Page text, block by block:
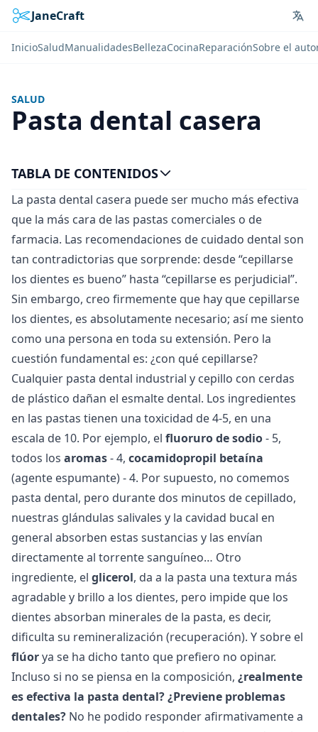
JaneCraft
InicioSaludManualidadesBellezaCocinaReparaciónSobre el
SALUD
Pasta dental casera
La pasta dental casera puede ser mucho más efectiva
que la más cara de las pastas comerciales o de
farmacia. Las recomendaciones de cuidado dental son
tan contradictorias que sorprende: desde “cepillarse
los dientes es bueno” hasta “cepillarse es perjudicial”.
Sin embargo, creo firmemente que hay que cepillarse
los dientes, es absolutamente necesario; así me siento
como una persona en toda su extensión. Pero la
cuestión fundamental es: ¿con qué cepillarse?
Cualquier pasta dental industrial y cepillo con cerdas
de plástico dañan el esmalte dental. Los ingredientes
en las pastas tienen una toxicidad de 4-5, en una
escala de 10. Por ejemplo, el fluoruro de sodio- 5,
todos los aromas- 4, cocamidopropil betaína
(agente espumante) - 4. Por supuesto, no comemos
pasta dental, pero durante dos minutos de cepillado,
nuestras glándulas salivales y la cavidad bucal en
general absorben estas sustancias y las envían
directamente al torrente sanguíneo… Otro
ingrediente, el glicerol, da a la pasta una textura más
agradable y brillo a los dientes, pero impide que los
dientes absorban minerales de la pasta, es decir,
dificulta su remineralización (recuperación). Y sobre el
flúorya se ha dicho tanto que prefiero no opinar.
Incluso si no se piensa en la composición, ¿realmente
es efectiva la pasta dental?¿Previene problemas
dentales? No he podido responder afirmativamente a
TABLA DE CONTENIDOS